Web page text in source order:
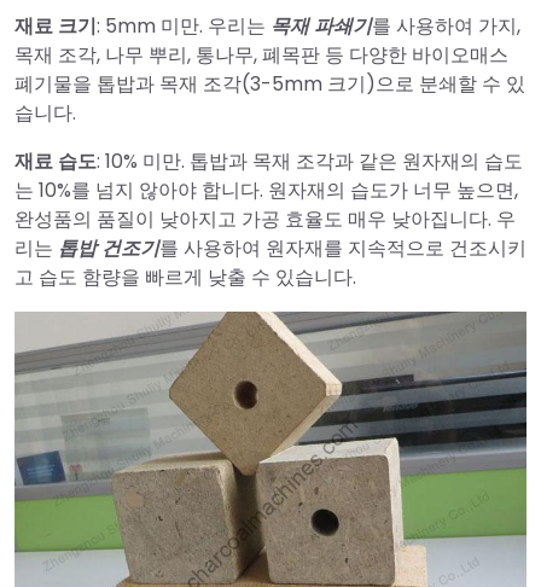
재료 크기: 5mm 미만. 우리는 목재 파쇄기를 사용하여 가지,
목재 조각, 나무 뿌리, 통나무, 폐목판 등 다양한 바이오매스
폐기물을 톱밥과 목재 조각(3-5mm 크기)으로 분쇄할 수 있
습니다.
재료 습도: 10% 미만. 톱밥과 목재 조각과 같은 원자재의 습도
는 10%를 넘지 않아야 합니다. 원자재의 습도가 너무 높으면,
완성품의 품질이 낮아지고 가공 효율도 매우 낮아집니다. 우
리는 톱밥 건조기를 사용하여 원자재를 지속적으로 건조시키
고 습도 함량을 빠르게 낮출 수 있습니다.